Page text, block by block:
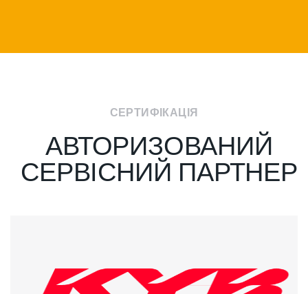
СЕРТИФІКАЦІЯ
АВТОРИЗОВАНИЙ
СЕРВІСНИЙ ПАРТНЕР